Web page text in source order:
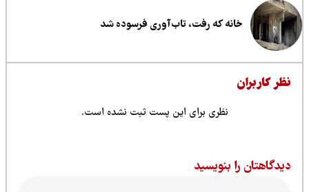
خانه که رفت، تاب‌آوری فرسوده شد
کاربران
نظری برای این پست ثبت نشده است.
را بنویسید